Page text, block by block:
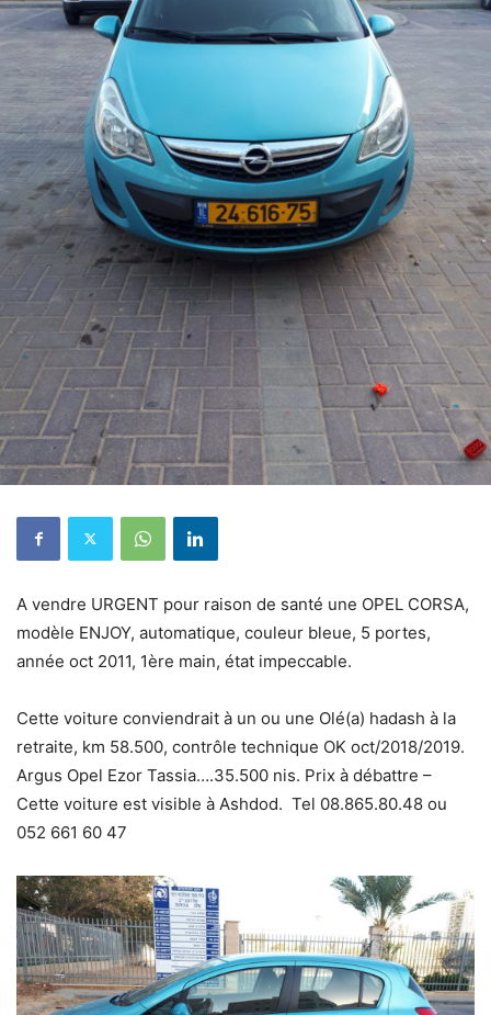
A vendre URGENT pour raison de santé une OPEL CORSA,
modèle ENJOY, automatique, couleur bleue, 5 portes,
année oct 2011, 1ère main, état impeccable.
Cette voiture conviendrait à un ou une Olé(a) hadash à la
retraite, km 58.500, contrôle technique OK oct/2018/2019.
Argus Opel Ezor Tassia….35.500 nis. Prix à débattre –
Cette voiture est visible à Ashdod. Tel 08.865.80.48 ou
052 661 60 47